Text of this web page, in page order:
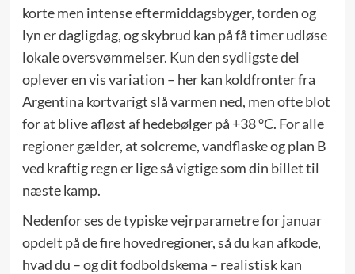
korte men intense eftermiddagsbyger, torden og
lyn er dagligdag, og skybrud kan på få timer udløse
lokale oversvømmelser. Kun den sydligste del
oplever en vis variation – her kan koldfronter fra
Argentina kortvarigt slå varmen ned, men ofte blot
for at blive afløst af hedebølger på +38 °C. For alle
regioner gælder, at solcreme, vandflaske og plan B
ved kraftig regn er lige så vigtige som din billet til
næste kamp.
Nedenfor ses de typiske vejrparametre for januar
opdelt på de fire hovedregioner, så du kan afkode,
hvad du – og dit fodboldskema – realistisk kan